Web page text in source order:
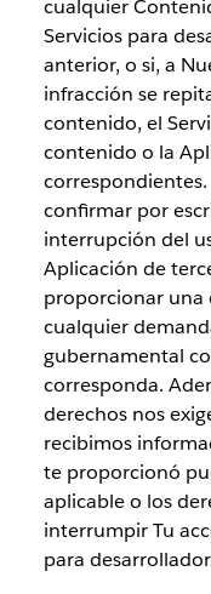
cualquier
Servicios para
anterior, o si, a
infracción se
contenido, el
contenido o la
confirmar por
interrupción del
Aplicación de
proporcionar una
cualquier
gubernamental
corresponda.
derechos nos
recibimos
te proporcionó
aplicable o los
interrumpir Tu
para